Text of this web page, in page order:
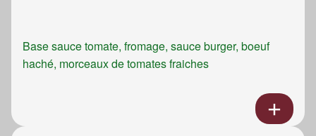
Base sauce tomate, fromage, sauce burger, boeuf
haché, morceaux de tomates fraiches